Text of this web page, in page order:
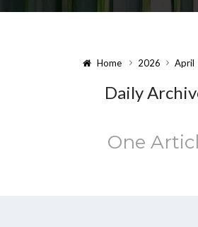
Home 2026 April
Daily
One